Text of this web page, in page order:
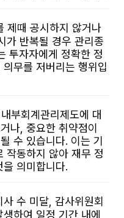
제때 공시하지 않거나
가 반복될 경우 관리종
투자자에게 정확한 정
무를 저버리는 행위입
부회계관리제도에 대
나, 중요한 취약점이
수 있습니다. 이는 기
작동하지 않아 재무 정
의미합니다.
사 수 미달, 감사위원회
하여 일정 기간 내에